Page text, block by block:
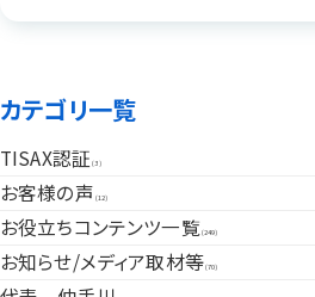
カテゴリ一覧
TISAX認証 (3)
お客様の声 (12)
お役立ちコンテンツ一覧(249)
お知らせ/メディア取材等(70)